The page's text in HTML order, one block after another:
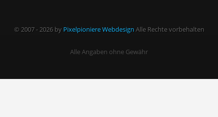
© 2007 - 2026 by Pixelpioniere Webdesign Alle Rechte vorbehalten
Alle Angaben ohne Gewähr